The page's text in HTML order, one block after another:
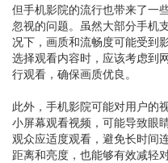
但手机影院的流行也带来了一
忽视的问题。虽然大部分手机
况下，画质和流畅度可能受到
选择观看内容时，应该考虑到
行观看，确保画质优良。
此外，手机影院可能对用户的
小屏幕观看视频，可能导致眼
观众应适度观看，避免长时间
距离和亮度，也能够有效减轻